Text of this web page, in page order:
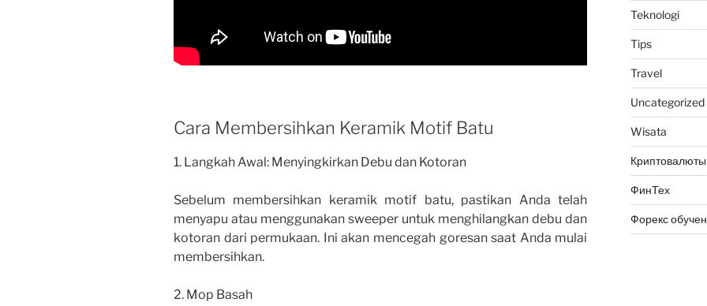
Cara Membersihkan Keramik Motif Batu
1. Langkah Awal: Menyingkirkan Debu dan Kotoran
Sebelum membersihkan keramik motif batu, pastikan Anda telah
menyapu atau menggunakan sweeper untuk menghilangkan debu dan
kotoran dari permukaan. Ini akan mencegah goresan saat Anda mulai
membersihkan.
2. Mop Basah
Teknologi
Tips
Travel
Uncategorized
Wisata
Криптовалюты
ФинТех
Форекс